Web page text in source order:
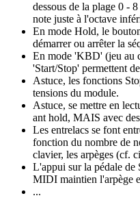
dessous de la plage 0 -
note juste à l'octave
En mode Hold, le
démarrer ou arrêter la
En mode 'KBD' (jeu au
'Start/Stop' permettent
Astuce, les fonctions
tensions du module.
Astuce, se mettre en
ant hold, MAIS avec
Les entrelacs se font
fonction du nombre de
clavier, les arpèges (cf.
L'appui sur la pédale
MIDI maintien l'arpège
...